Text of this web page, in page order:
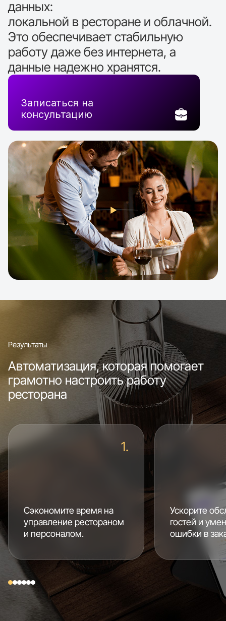
данных:
локальной в ресторане и облачной.
Это обеспечивает стабильную
работу даже без интернета, а
данные надежно хранятся.
Записаться на
консультацию
Результаты
Автоматизация, которая помогает
грамотно настроить работу
ресторана
Сэкономите время на
управление рестораном
и персоналом.
Ускорите
гостей и
ошибки в